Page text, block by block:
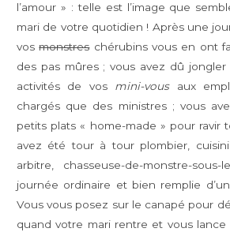
l’amour » : telle est l’image que
mari de votre quotidien ! Après une
vosmonstreschérubins vous en ont
des pas mûres ; vous avez dû
activités de vos mini-vousaux
chargés que des ministres ; vous
petits plats « home-made » pour ravir
avez été tour à tour plombier,
arbitre, chasseuse-de-monstre-
journée ordinaire et bien remplie
Vous vous posez sur le canapé pour
quand votre mari rentre et vous lance